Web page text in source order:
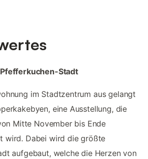
Stadt
im Stadtzentrum aus gelangt
eine Ausstellung, die
Mitte November bis Ende
wird. Dabei wird die größte
aufgebaut, welche die Herzen von